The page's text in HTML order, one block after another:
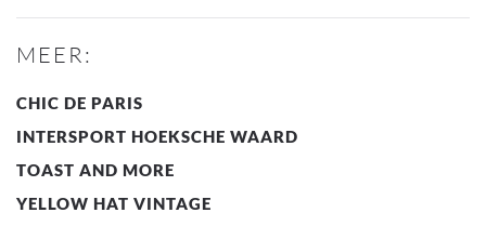
MEER:
CHIC DE PARIS
INTERSPORT HOEKSCHE WAARD
TOAST AND MORE
YELLOW HAT VINTAGE